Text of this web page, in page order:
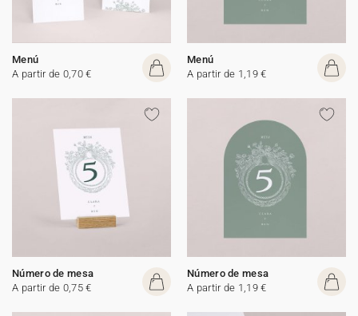
Menú
A partir de 0,70 €
Menú
A partir de 1,19 €
Número de mesa
A partir de 0,75 €
Número de mesa
A partir de 1,19 €